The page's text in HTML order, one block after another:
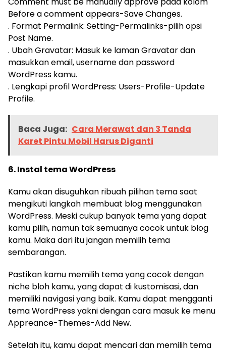
Before a comment appears-Save Changes.
. Format Permalink: Setting-Permalinks-pilih opsi
Post Name.
. Ubah Gravatar: Masuk ke laman Gravatar dan
masukkan email, username dan password
WordPress kamu.
. Lengkapi profil WordPress: Users-Profile-Update
Profile.
Baca Juga: Cara Merawat dan 3 Tanda
Karet Pintu Mobil Harus Diganti
6. Instal tema WordPress
Kamu akan disuguhkan ribuah pilihan tema saat
mengikuti langkah membuat blog menggunakan
WordPress. Meski cukup banyak tema yang dapat
kamu pilih, namun tak semuanya cocok untuk blog
kamu. Maka dari itu jangan memilih tema
sembarangan.
Pastikan kamu memilih tema yang cocok dengan
niche bloh kamu, yang dapat di kustomisasi, dan
memiliki navigasi yang baik. Kamu dapat mengganti
tema WordPress yakni dengan cara masuk ke menu
Appreance-Themes-Add New.
Setelah itu, kamu dapat mencari dan memilih tema